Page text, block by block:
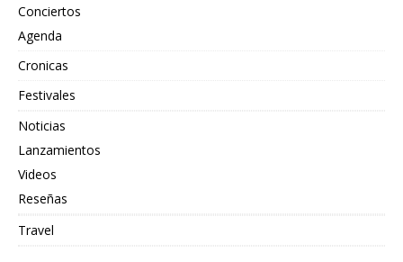
Conciertos
Agenda
Cronicas
Festivales
Noticias
Lanzamientos
Videos
Reseñas
Travel